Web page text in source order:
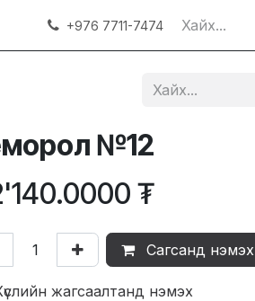
+976 7711-7474
№12
₮
Сагсанд нэмэх
жагсаалтанд нэмэх